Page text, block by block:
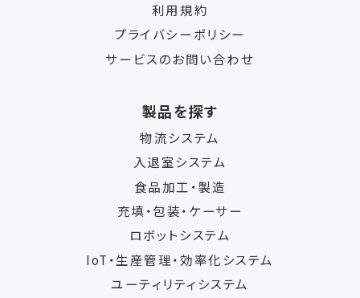
利用規約
プライバシーポリシー
サービスのお問い合わせ
製品を探す
物流システム
入退室システム
食品加工・製造
充填・包装・ケーサー
ロボットシステム
IoT・生産管理・効率化システム
ユーティリティシステム